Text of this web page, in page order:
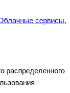
сервисы,
распределенного